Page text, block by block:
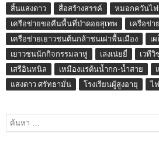
สิ้นแสงดาว สื่อสร้างสรรค์ หมอกควันไฟ
เครือข่ายขอคืนพื้นที่ป่าดอยสุเทพ
เครือข่
เครือข่ายเยาวชนต้นกล้าชนเผ่าพื้นเมือง
เ
เยาวชนนักกิจกรรมลาหู่
เล่งเน่ยยี่
เวที
เสรีอินทนิล
เหมืองแร่ต้นน้ำกก-น้ำสาย
แสงดาว ศรัทธามั่น
โรงเรียนผู้สูงอายุ ไ